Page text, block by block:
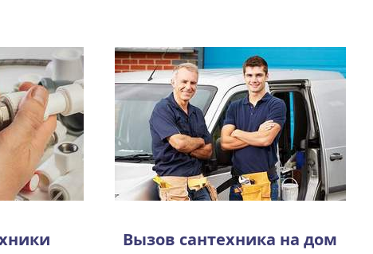
Вызов сантехника на дом